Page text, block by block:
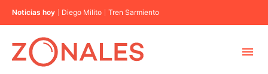
Noticias hoy Diego Milito Tren Sarmiento